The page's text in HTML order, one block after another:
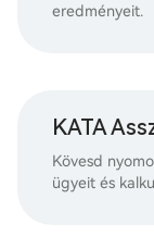
eredményeit.
KATA
Kövesd
ügyeit és